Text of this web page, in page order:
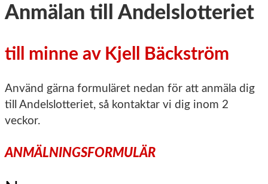
Anmälan till Andelslotteriet
till minne av Kjell Bäckström
Använd gärna formuläret nedan för att anmäla dig
till Andelslotteriet, så kontaktar vi dig inom 2
veckor.
ANMÄLNINGSFORMULÄR